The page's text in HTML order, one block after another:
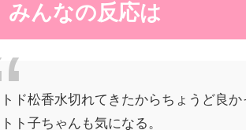
みんなの反応は
トド松香水切れてきたからちょうど良か
トト子ちゃんも気になる。